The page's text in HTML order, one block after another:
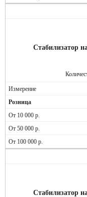
Стабилизатор
Стабилизатор